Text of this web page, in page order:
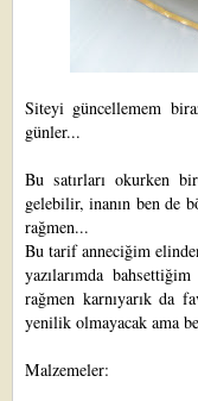
Siteyi güncellemem
günler...
Bu satırları okurken
gelebilir, inanın ben de
rağmen...
Bu tarif anneciğim
yazılarımda
rağmen karnıyarık da
yenilik olmayacak ama
Malzemeler: